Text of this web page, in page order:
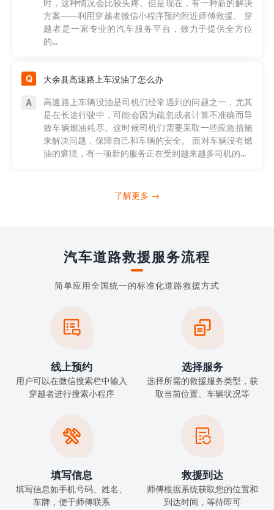
时，这种情况会比较头疼。但是现在，有一种新的解决
方案——利用穿越者微信小程序预约附近师傅救援。 穿
越者是一家专业的汽车服务平台，致力于提供全方位
的...
大余县高速路上车没油了怎么办
高速路上车辆没油是司机们经常遇到的问题之一，尤其
是在长途行驶中，可能会因为疏忽或者计算不准确而导
致车辆燃油耗尽。这时候司机们需要采取一些应急措施
来解决问题，保障自己和车辆的安全。 面对车辆没有燃
油的窘境，有一项新的服务正在受到越来越多司机的...
了解更多 →
汽车道路救援服务流程
简单应用全国统一的标准化道路救援方式

线上预约
用户可以在微信搜索栏中输入
穿越者进行搜索小程序

选择服务
选择所需的救援服务类型，获
取当前位置、车辆状况等

填写信息
填写信息如手机号码、姓名、
车牌，便于师傅联系

救援到达
师傅根据系统获取您的位置和
到达时间，等待即可